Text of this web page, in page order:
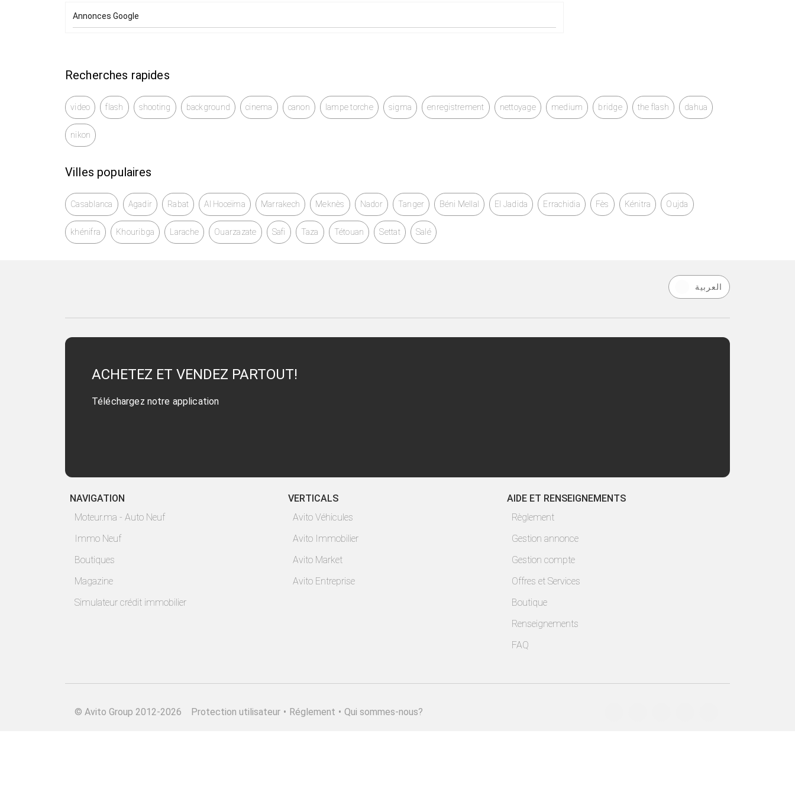
Annonces Google
Recherches rapides
video flash shooting background cinema canon lampe torche sigma enregistrement nettoyage medium bridge the flash dahua
nikon
Villes populaires
Casablanca Agadir Rabat Al Hoceïma Marrakech Meknès Nador Tanger Béni Mellal El Jadida Errachidia Fès Kénitra Oujda
khénifra Khouribga Larache Ouarzazate Safi Taza Tétouan Settat Salé
العربية
ACHETEZ ET VENDEZ PARTOUT!
Téléchargez notre application
NAVIGATION
Moteur.ma - Auto Neuf
Immo Neuf
Boutiques
Magazine
Simulateur crédit immobilier
VERTICALS
Avito Véhicules
Avito Immobilier
Avito Market
Avito Entreprise
AIDE ET RENSEIGNEMENTS
Règlement
Gestion annonce
Gestion compte
Offres et Services
Boutique
Renseignements
FAQ
© Avito Group 2012-2026 Protection utilisateur • Réglement • Qui sommes-nous?